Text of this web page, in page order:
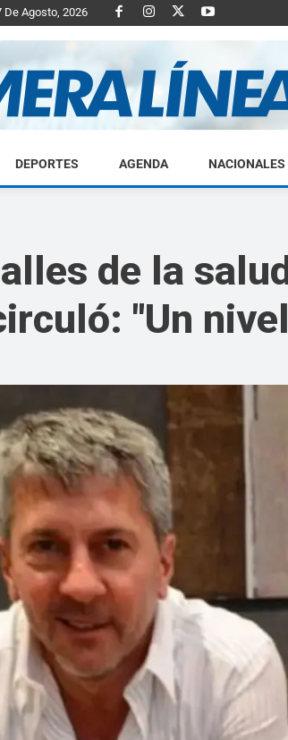
De Agosto, 2026
Diario
Primera
Linea
DEPORTES AGENDA NACIONALES
de la
"Un